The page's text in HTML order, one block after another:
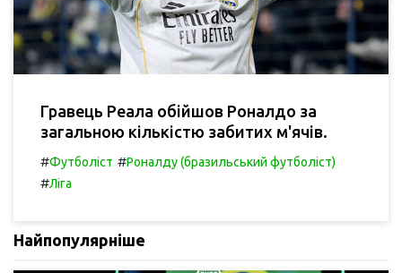
Гравець Реала обійшов Роналдо за
загальною кількістю забитих м'ячів.
#Футболіст #Роналду (бразильський футболіст)
#Ліга
Найпопулярніше